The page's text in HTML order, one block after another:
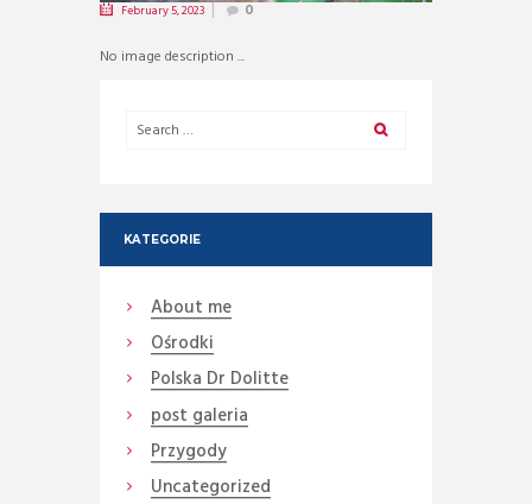
February 5, 2023 0
No image description ...
KATEGORIE
About me
Ośrodki
Polska Dr Dolitte
post galeria
Przygody
Uncategorized